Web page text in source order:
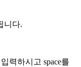
니다.
력하시고 space를